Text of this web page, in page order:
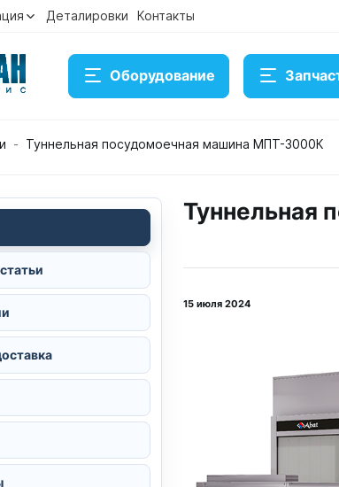
Деталировки Контакты
Оборудование
Туннельная посудомоечная машина МПТ-3000К
Туннельная
15 июля 2024